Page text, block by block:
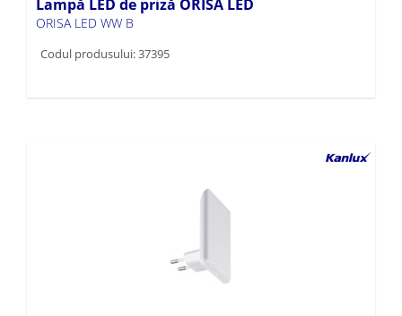
Lampă LED de priză ORISA LED
ORISA LED WW B
Codul produsului: 37395